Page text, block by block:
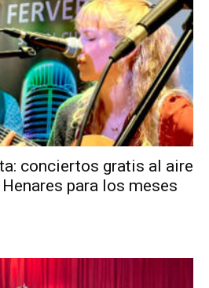
conciertos gratis al aire
para los meses